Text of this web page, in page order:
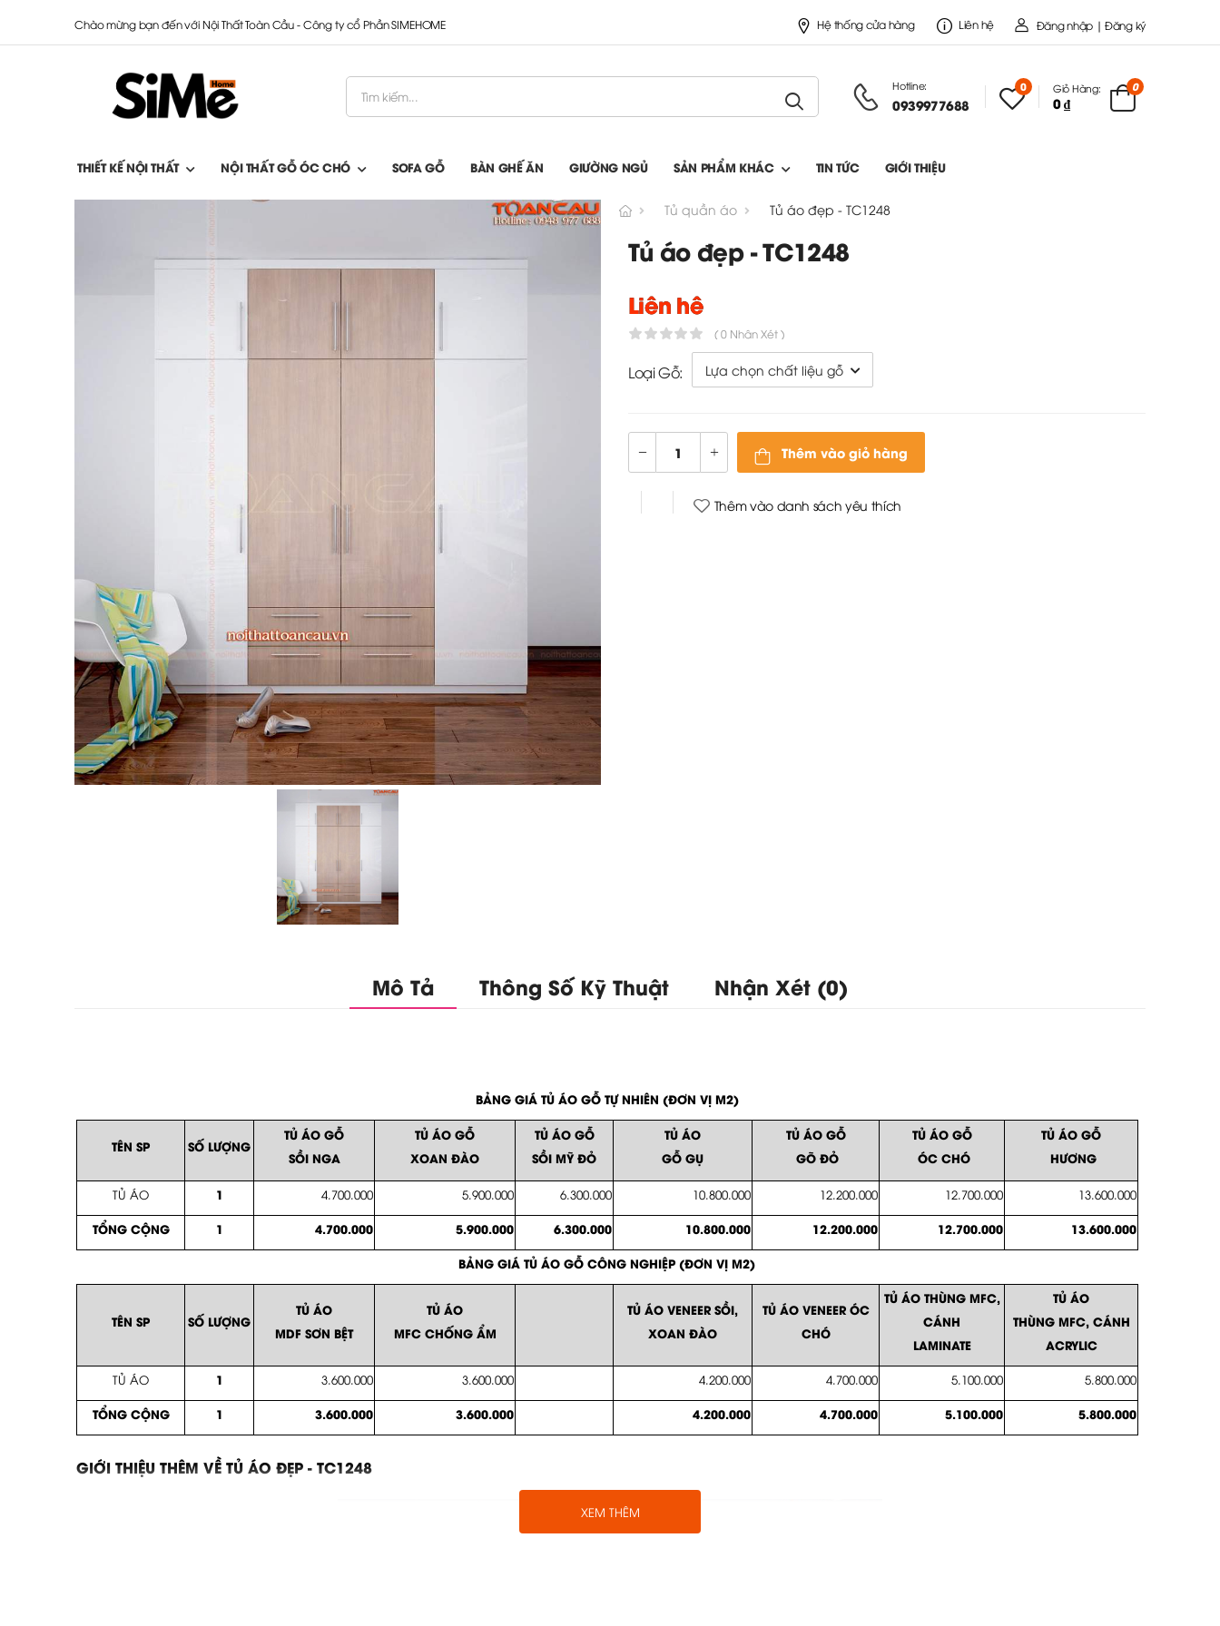
Chào mừng bạn đến với Nội Thất Toàn Cầu - Công ty cổ Phần SIMEHOME Hệ thống cửa hàng Liên hệ Đăng nhập | Đăng ký
Hotline:
0939977688
0 Giỏ Hàng:
0 ₫
0
THIẾT KẾ NỘI THẤT NỘI THẤT GỖ ÓC CHÓ SOFA GỖ BÀN GHẾ ĂN GIƯỜNG NGỦ SẢN PHẨM KHÁC TIN TỨC GIỚI THIỆU
Tủ quần áo Tủ áo đẹp - TC1248
Tủ áo đẹp - TC1248
Liên hệ
( 0 Nhận Xét )
Loại Gỗ:
Thêm vào giỏ hàng
Thêm vào danh sách yêu thích
Mô Tả Thông Số Kỹ Thuật Nhận Xét (0)
BẢNG GIÁ TỦ ÁO GỖ TỰ NHIÊN (ĐƠN VỊ M2)
TÊN SP SỐ LƯỢNG
TỦ ÁO GỖ
SỒI NGA
TỦ ÁO GỖ
XOAN ĐÀO
TỦ ÁO GỖ
SỒI MỸ ĐỎ
TỦ ÁO
GỖ GỤ
TỦ ÁO GỖ
GÕ ĐỎ
TỦ ÁO GỖ
ÓC CHÓ
TỦ ÁO GỖ
HƯƠNG
TỦ ÁO 1 4.700.000 5.900.000 6.300.000 10.800.000 12.200.000 12.700.000 13.600.000
TỔNG CỘNG 1 4.700.000 5.900.000 6.300.000 10.800.000 12.200.000 12.700.000
13.600.000
BẢNG GIÁ TỦ ÁO GỖ CÔNG NGHIỆP (ĐƠN VỊ M2)
TÊN SP SỐ LƯỢNG
TỦ ÁO
MDF SƠN BỆT
TỦ ÁO
MFC CHỐNG ẨM
TỦ ÁO VENEER SỒI,
XOAN ĐÀO
TỦ ÁO VENEER ÓC
CHÓ
TỦ ÁO THÙNG MFC,
CÁNH
LAMINATE
TỦ ÁO
THÙNG MFC, CÁNH
ACRYLIC
TỦ ÁO 1 3.600.000 3.600.000 4.200.000 4.700.000 5.100.000 5.800.000
TỔNG CỘNG 1 3.600.000 3.600.000 4.200.000 4.700.000 5.100.000 5.800.000
GIỚI THIỆU THÊM VỀ TỦ ÁO ĐẸP - TC1248
XEM THÊM